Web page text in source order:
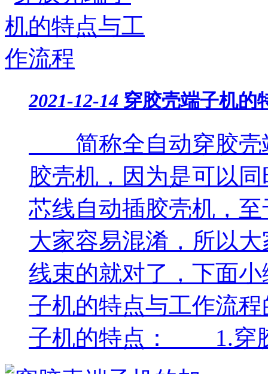
2021-12-14 穿胶壳端子机的
简称全自动穿胶壳
胶壳机，因为是可以
芯线自动插胶壳机，
大家容易混淆，所以
线束的就对了，下面
子机的特点与工作流
子机的特点： 1.穿